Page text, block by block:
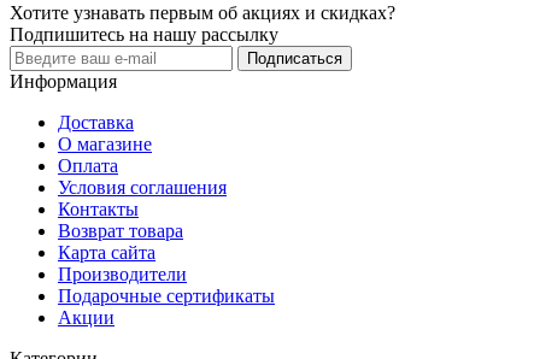
Хотите узнавать первым об акциях и скидках?
Подпишитесь на нашу рассылку
Подписаться
Информация
Доставка
О магазине
Оплата
Условия соглашения
Контакты
Возврат товара
Карта сайта
Производители
Подарочные сертификаты
Акции